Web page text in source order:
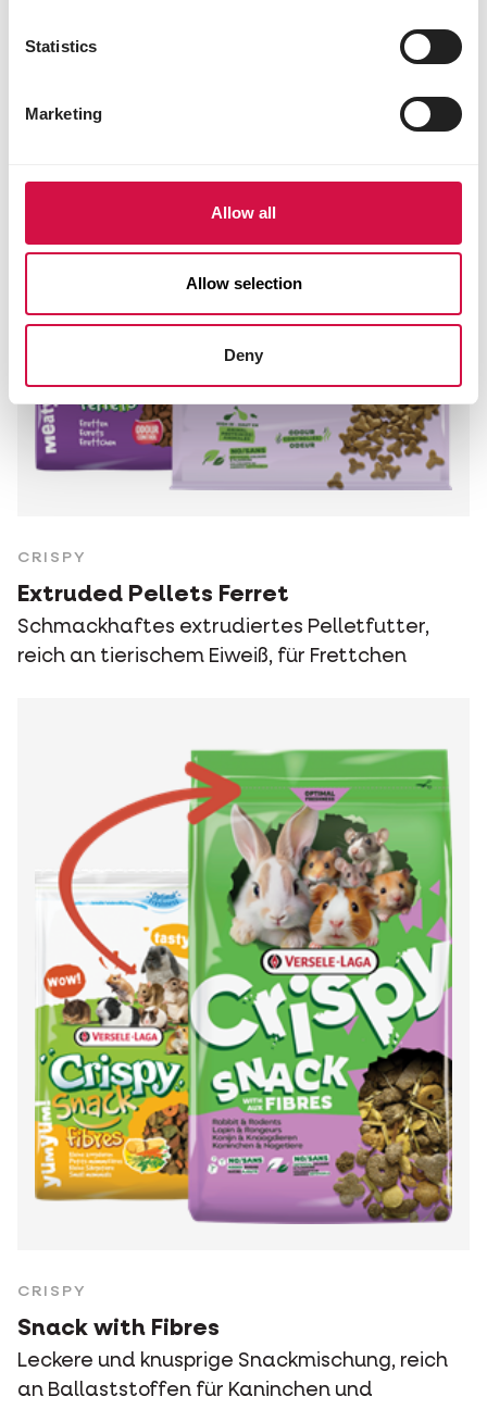
Statistics
Marketing
Allow all
Allow selection
Deny
CRISPY
Extruded Pellets Ferret
Schmackhaftes extrudiertes Pelletfutter,
reich an tierischem Eiweiß, für Frettchen
CRISPY
Snack with Fibres
Leckere und knusprige Snackmischung, reich
an Ballaststoffen für Kaninchen und